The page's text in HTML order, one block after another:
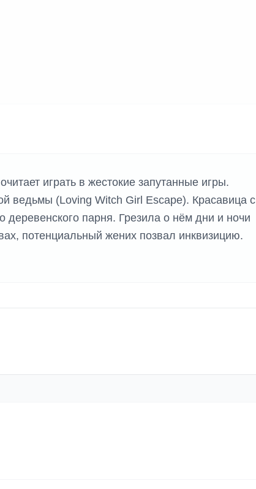
играть в жестокие запутанные игры.
ведьмы (Loving Witch Girl Escape). Красавица с
деревенского парня. Грезила о нём дни и ночи
потенциальный жених позвал инквизицию.